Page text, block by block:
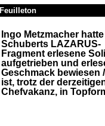
Feuilleton
Ingo Metzmacher
Schuberts LAZARUS-
Fragment erlesene
aufgetrieben und
Geschmack bewiesen
ist, trotz der
Chefvakanz, in